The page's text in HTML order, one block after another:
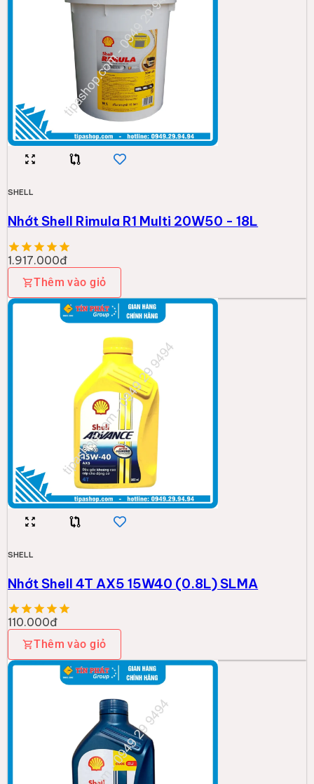
SHELL
Nhớt Shell Rimula R1 Multi 20W50 - 18L
1.917.000đ
Thêm vào giỏ
SHELL
Nhớt Shell 4T AX5 15W40 (0.8L) SLMA
110.000đ
Thêm vào giỏ